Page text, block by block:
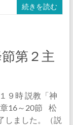
続きを読む
第２主
９時 説教「神
章16～20節 松
しました。（説